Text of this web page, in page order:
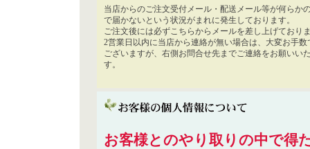
当店からのご注文受付メール・配送メール等が何らか
で届かないという状況がまれに発生しております。
ご注文後には必ずこちらからメールを差し上げており
2営業日以内に当店から連絡が無い場合は、大変お手数
ございますが、右側お問合せ先までご連絡をお願いい
す。
お客様とのやり取りの中で得